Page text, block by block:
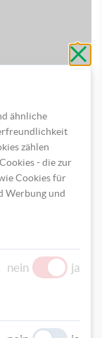
ohne
zu
ähnliche
zählen
- die zur
Cookies für
Werbung und
nein ja